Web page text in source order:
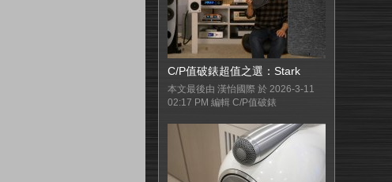
C/P值破錶超值之選：Stark
本文最後由 漢怡國際 於 2026-3-11
02:17 PM 編輯 C/P值破錶